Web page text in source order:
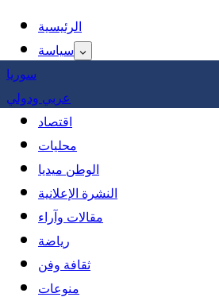
الرئيسية
سياسة
سوريا
عربي ودولي
اقتصاد
محليات
الوطن ميديا
النشرة الإعلانية
مقالات وآراء
رياضة
ثقافة وفن
منوعات